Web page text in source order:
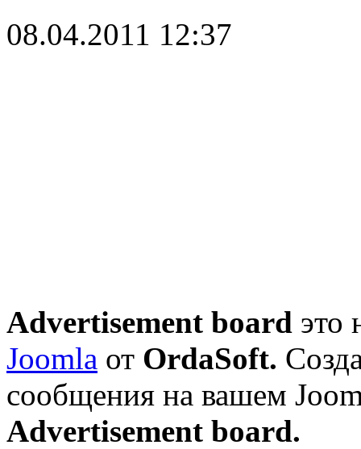
08.04.2011 12:37
Advertisement board это
Joomla от OrdaSoft.
сообщения на вашем
Advertisement board.